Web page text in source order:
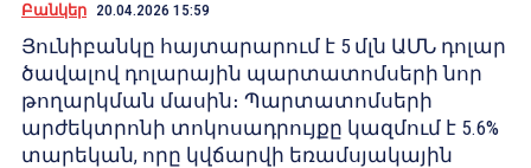
Բանկեր 20.04.2026 15:59
Յունիբանկը հայտարարում է 5 մլն ԱՄՆ դոլար
ծավալով դոլարային պարտատոմսերի նոր
թողարկման մասին։ Պարտատոմսերի
արժեկտրոնի տոկոսադրույքը կազմում է 5.6%
տարեկան, որը կվճարվի եռամսյակային